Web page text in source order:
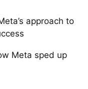
approach to
Meta sped up